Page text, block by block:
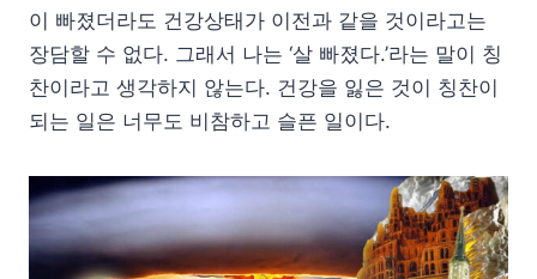
이 빠졌더라도 건강상태가 이전과 같을 것이라고는
장담할 수 없다. 그래서 나는 ‘살 빠졌다.’라는 말이 칭
찬이라고 생각하지 않는다. 건강을 잃은 것이 칭찬이
되는 일은 너무도 비참하고 슬픈 일이다.